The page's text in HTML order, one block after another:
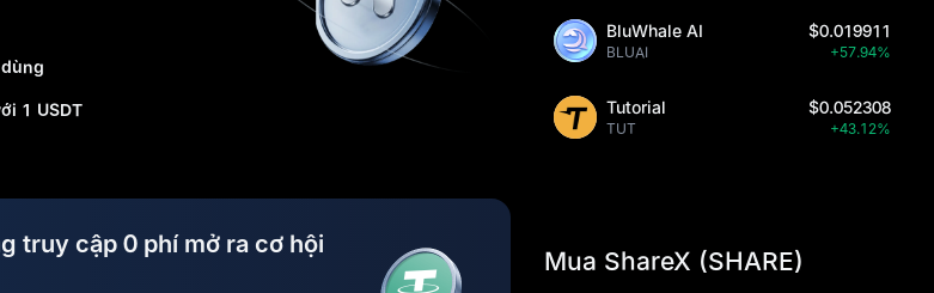
1 USDT
truy cập 0 phí mở ra cơ hội
BluWhale AI
BLUAI
$0.019911
+57.94%
Tutorial
TUT
$0.052308
+43.12%
Mua ShareX (SHARE)